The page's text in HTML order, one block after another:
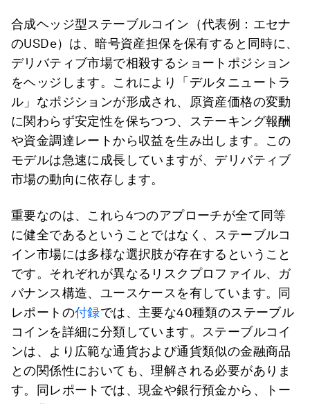
合成ヘッジ型ステーブルコイン（代表例：エセナ
のUSDe）は、暗号資産担保を保有すると同時に、
デリバティブ市場で相殺するショートポジション
をヘッジします。これにより「デルタニュートラ
ル」なポジションが形成され、原資産価格の変動
に関わらず安定性を保ちつつ、ステーキング報酬
や資金調達レートから収益を生み出します。この
モデルは急速に成長していますが、デリバティブ
市場の動向に依存します。
重要なのは、これら4つのアプローチが全て同等
に健全であるということではなく、ステーブルコ
イン市場には多様な選択肢が存在するということ
です。それぞれが異なるリスクプロファイル、ガ
バナンス構造、ユースケースを有しています。同
レポートの付録では、主要な40種類のステーブル
コインを詳細に分類しています。ステーブルコイ
ンは、より広範な通貨および通貨類似の金融商品
との関係性においても、理解される必要がありま
す。同レポートでは、現金や銀行預金から、トー